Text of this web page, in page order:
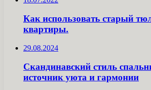
Как использовать старый
квартиры.
29.08.2024
Скандинавский стиль
источник уюта и гармонии